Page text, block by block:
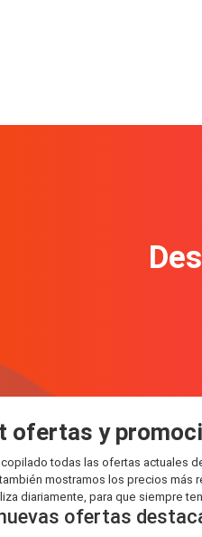
ofertas y
todas las ofertas actuales
mostramos los precios más
diariamente, para que siempre
ofertas